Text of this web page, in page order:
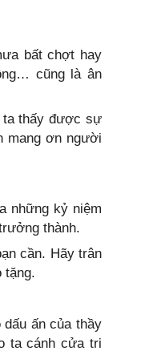
bất chợt hay
cũng là ân
ta thấy được sự
mang ơn người
những kỷ niệm
thành.
cần. Hãy trân
tặng.
ấn của thầy
ta cánh cửa tri